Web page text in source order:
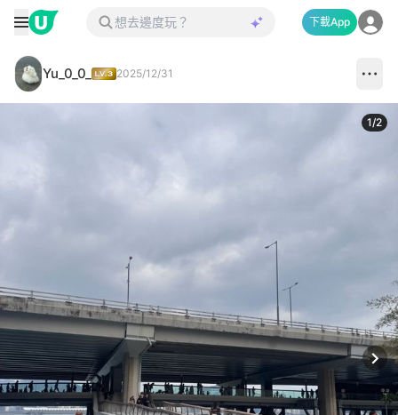
下載App
Yu_0_0_ 2025/12/31
1/2